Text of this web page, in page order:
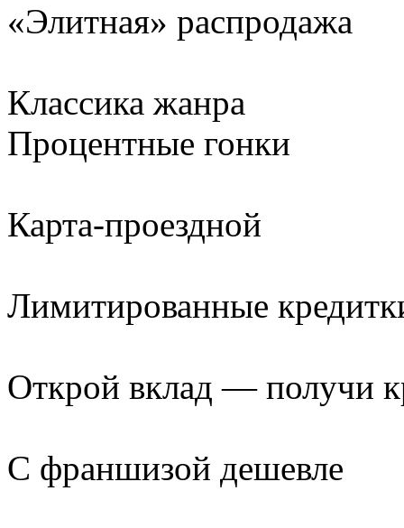
«Элитная» распродажа
Классика жанра
Процентные гонки
Карта-проездной
Лимитированные
Открой вклад — получи
С франшизой дешевле